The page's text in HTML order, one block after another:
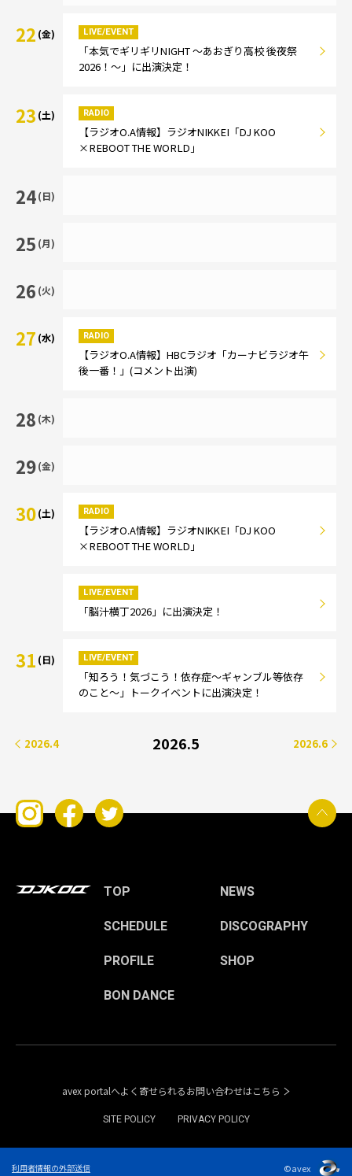
22 (金) LIVE/EVENT
「本気でギリギリNIGHT ～あおぎり高校 後夜祭
2026！～」に出演決定！
23 (土) RADIO
【ラジオO.A情報】ラジオNIKKEI「DJ KOO
×REBOOT THE WORLD」
24(日)
25 (月)
26 (火)
27 (水) RADIO
【ラジオO.A情報】HBCラジオ「カーナビラジオ午
後一番！」(コメント出演)
28 (木)
29(金)
30(土) RADIO
【ラジオO.A情報】ラジオNIKKEI「DJ KOO
×REBOOT THE WORLD」
LIVE/EVENT
「脳汁横丁2026」に出演決定！
31 (日) LIVE/EVENT
「知ろう！気づこう！依存症～ギャンブル等依存
のこと～」トークイベントに出演決定！
2026.4 2026.5 2026.6
TOP
NEWS
SCHEDULE
DISCOGRAPHY
PROFILE
SHOP
BON DANCE
avex portalへよく寄せられるお問い合わせはこちら
SITE POLICY PRIVACY POLICY
利用者情報の外部送信 ©avex